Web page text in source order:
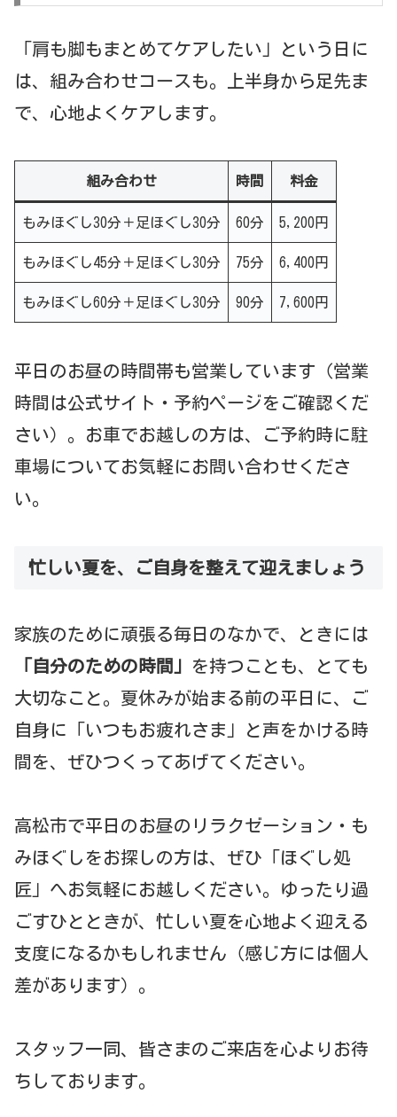
「肩も脚もまとめてケアしたい」という日に
は、組み合わせコースも。上半身から足先ま
で、心地よくケアします。
組み合わせ 時間 料金
もみほぐし30分＋足ほぐし30分 60分 5,200円
もみほぐし45分＋足ほぐし30分 75分 6,400円
もみほぐし60分＋足ほぐし30分 90分 7,600円
平日のお昼の時間帯も営業しています（営業
時間は公式サイト・予約ページをご確認くだ
さい）。お車でお越しの方は、ご予約時に駐
車場についてお気軽にお問い合わせくださ
い。
忙しい夏を、ご自身を整えて迎えましょう
家族のために頑張る毎日のなかで、ときには
「自分のための時間」 を持つことも、とても
大切なこと。夏休みが始まる前の平日に、ご
自身に「いつもお疲れさま」と声をかける時
間を、ぜひつくってあげてください。
高松市で平日のお昼のリラクゼーション・も
みほぐしをお探しの方は、ぜひ「ほぐし処
匠」へお気軽にお越しください。ゆったり過
ごすひとときが、忙しい夏を心地よく迎える
支度になるかもしれません（感じ方には個人
差があります）。
スタッフ一同、皆さまのご来店を心よりお待
ちしております。